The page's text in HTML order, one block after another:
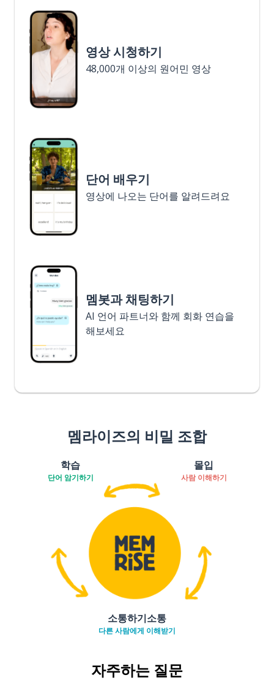
영상 시청하기
48,000개 이상의 원어민 영상
단어 배우기
영상에 나오는 단어를 알려드려요
멤봇과 채팅하기
AI 언어 파트너와 함께 회화 연습을
해보세요
멤라이즈의 비밀 조합
학습
단어 암기하기
몰입
사람 이해하기
소통하기소통
다른 사람에게 이해받기
자주하는 질문